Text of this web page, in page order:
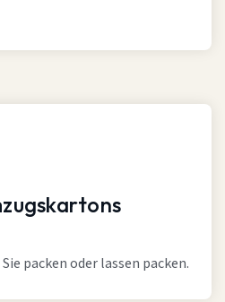
packen oder lassen packen.